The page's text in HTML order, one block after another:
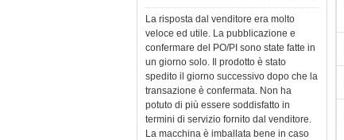
La risposta dal venditore era molto
veloce ed utile. La pubblicazione e
confermare del PO/PI sono state fatte in
un giorno solo. Il prodotto è stato
spedito il giorno successivo dopo che la
transazione è confermata. Non ha
potuto di più essere soddisfatto in
termini di servizio fornito dal venditore.
La macchina è imballata bene in caso